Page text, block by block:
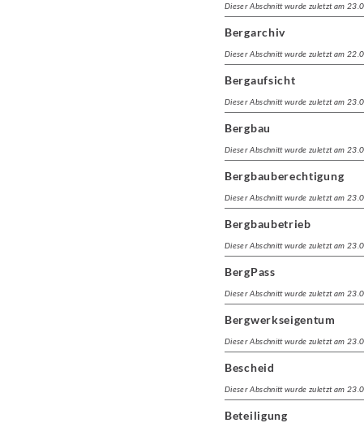
Dieser Abschnitt wurde zuletzt am
Bergarchiv
Dieser Abschnitt wurde zuletzt am
Bergaufsicht
Dieser Abschnitt wurde zuletzt am
Bergbau
Dieser Abschnitt wurde zuletzt am
Bergbauberechtigung
Dieser Abschnitt wurde zuletzt am
Bergbaubetrieb
Dieser Abschnitt wurde zuletzt am
BergPass
Dieser Abschnitt wurde zuletzt am
Bergwerkseigentum
Dieser Abschnitt wurde zuletzt am
Bescheid
Dieser Abschnitt wurde zuletzt am
Beteiligung